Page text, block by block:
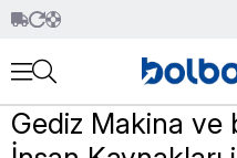
Gediz Makina ve